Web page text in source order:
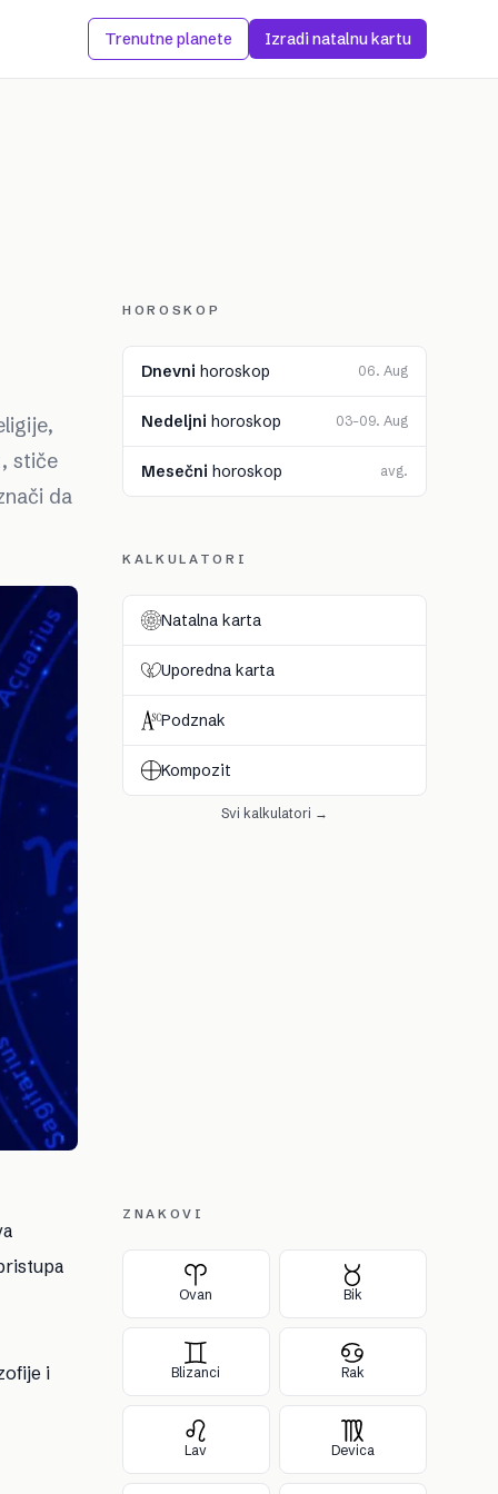
Trenutne planete Izradi natalnu kartu
stiče
da
i
HOROSKOP
Dnevni horoskop 06. Aug
Nedeljni horoskop 03–09. Aug
Mesečni horoskop avg.
KALKULATORI
Natalna karta
Uporedna karta
Podznak
Kompozit
Svi kalkulatori →
ZNAKOVI
Ovan Bik
Blizanci Rak
Lav Devica